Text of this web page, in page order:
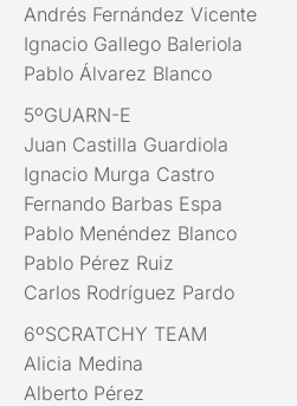
Andrés Fernández Vicente
Ignacio Gallego Baleriola
Pablo Álvarez Blanco
5ºGUARN-E
Juan Castilla Guardiola
Ignacio Murga Castro
Fernando Barbas Espa
Pablo Menéndez Blanco
Pablo Pérez Ruiz
Carlos Rodríguez Pardo
6ºSCRATCHY TEAM
Alicia Medina
Alberto Pérez